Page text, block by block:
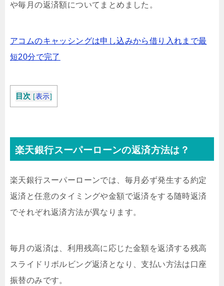
や毎月の返済額についてまとめました。
アコムのキャッシングは申し込みから借り入れまで最
短20分で完了
目次 [表示]
楽天銀行スーパーローンの返済方法は？
楽天銀行スーパーローンでは、毎月必ず発生する約定
返済と任意のタイミングや金額で返済をする随時返済
でそれぞれ返済方法が異なります。
毎月の返済は、利用残高に応じた金額を返済する残高
スライドリボルビング返済となり、支払い方法は口座
振替のみです。